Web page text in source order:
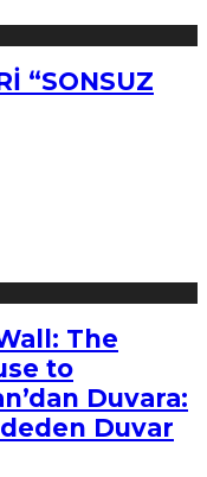
“SONSUZ
The
to
Duvara:
Duvar